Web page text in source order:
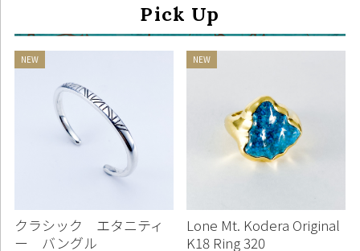
Pick Up
クラシック エタニティ
ー バングル
Lone Mt. Kodera Original
K18 Ring 320